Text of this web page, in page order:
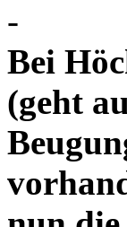
-
Bei
(geht